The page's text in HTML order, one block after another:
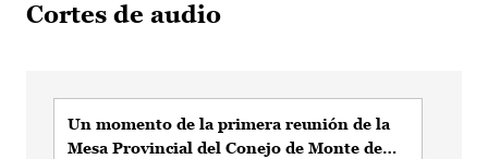
Cortes de audio
Un momento de la primera reunión de la
Mesa Provincial del Conejo de Monte de